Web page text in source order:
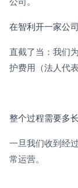
在智利开一家公
直截了当：我们
护费用（法人代
整个过程需要多
一旦我们收到经
常运营。